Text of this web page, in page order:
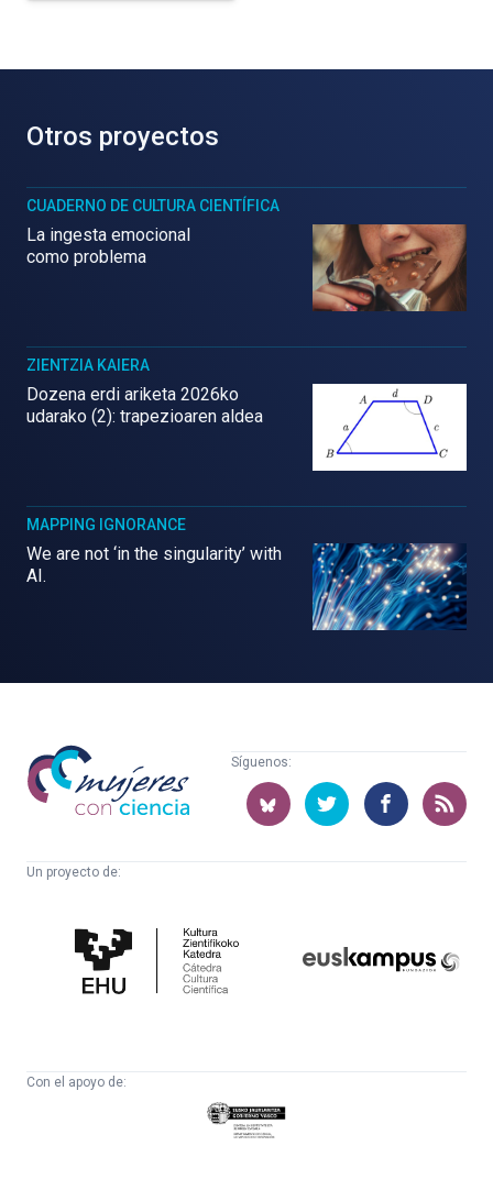
Otros proyectos
CUADERNO DE CULTURA CIENTÍFICA
La ingesta emocional
como problema
ZIENTZIA KAIERA
Dozena erdi ariketa 2026ko
udarako (2): trapezioaren aldea
MAPPING IGNORANCE
We are not ‘in the singularity’ with
AI.
Mujeres
con
ciencia
Síguenos:
Un proyecto de:
Cultura
Científica
Con el apoyo de:
Eusko
Jaurlaritza